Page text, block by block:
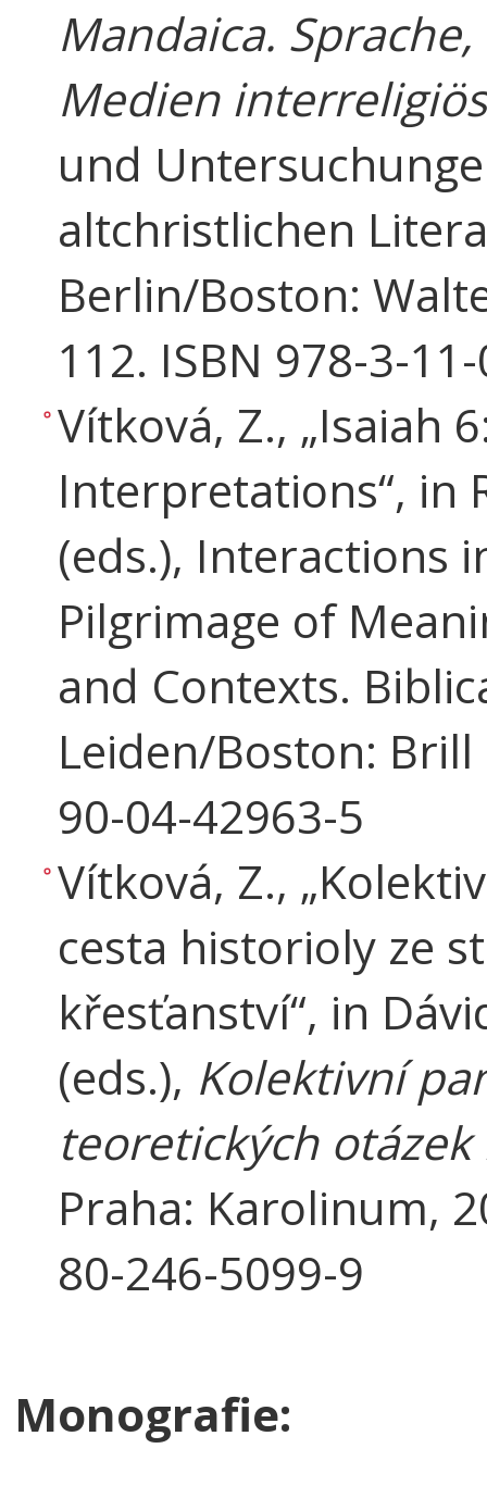
Mandaica.
Medien
und
altchristlichen
Berlin/Boston:
112. ISBN 978-3-
Vítková, Z., „Isaiah
Interpretations“, in
(eds.), Interactions
Pilgrimage of
and Contexts.
Leiden/Boston: Brill
90-04-42963-5
Vítková, Z.,
cesta historioly ze
křesťanství“, in
(eds.), Kolektivní
teoretických
Praha: Karolinum,
80-246-5099-9
Monografie: